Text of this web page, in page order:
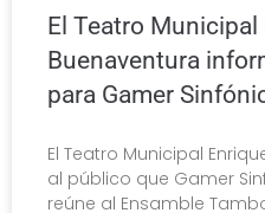
El Teatro Municipal
Buenaventura
para Gamer
El Teatro Municipal
al público que Gamer
reúne al Ensamble